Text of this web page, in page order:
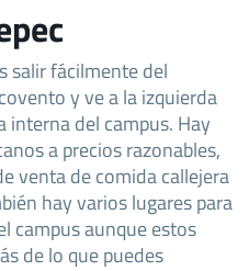
salir fácilmente del
y ve a la izquierda
interna del campus. Hay
a precios razonables,
venta de comida callejera
hay varios lugares para
campus aunque estos
de lo que puedes